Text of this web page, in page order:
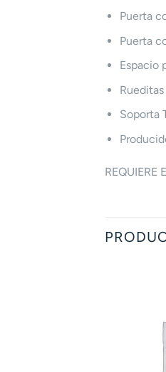
Puerta
Puerta
Espacio
Soporta
REQUIERE